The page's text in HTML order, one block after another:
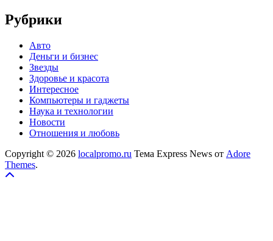
Рубрики
Авто
Деньги и бизнес
Звезды
Здоровье и красота
Интересное
Компьютеры и гаджеты
Наука и технологии
Новости
Отношения и любовь
Copyright © 2026 localpromo.ru Тема Express News от Adore
Themes.